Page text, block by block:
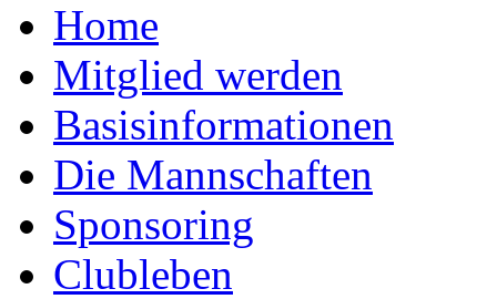
Home
Mitglied werden
Basisinformationen
Die Mannschaften
Sponsoring
Clubleben